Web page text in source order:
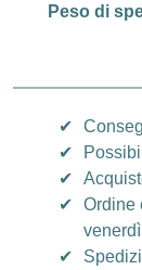
Peso di
✔
✔
✔
✔
Ordine
✔